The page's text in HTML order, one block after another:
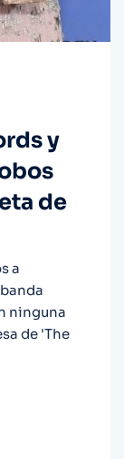
y
de
a
ninguna
de 'The